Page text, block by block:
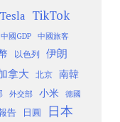
Tesla TikTok
中國GDP 中國旅客
以色列 伊朗
拿大 北京
南韓
外交部 小米 德國
告 日圓 日本